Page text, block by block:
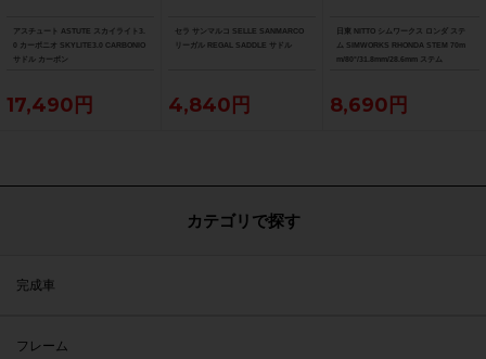
アスチュート ASTUTE スカイライト3.
0 カーボニオ SKYLITE3.0 CARBONIO
サドル カーボン
17,490円
セラ サンマルコ SELLE SANMARCO
リーガル REGAL SADDLE サドル
4,840円
日東 NITTO シムワークス ロンダ ステ
ム SIMWORKS RHONDA STEM 70m
m/80°/31.8mm/28.6mm ステム
8,690円
カテゴリで探す
完成車
フレーム